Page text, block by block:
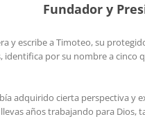
Fundador y
y escribe a Timoteo, su
identifica por su nombre a
adquirido cierta perspectiva y
años trabajando para